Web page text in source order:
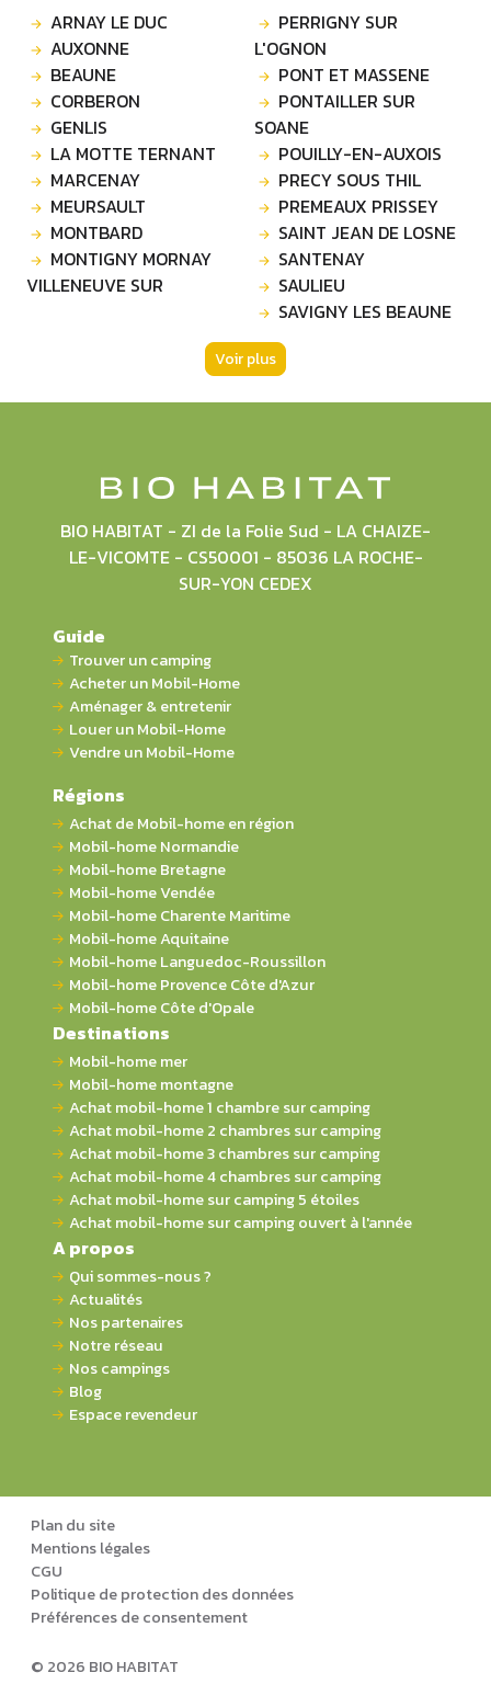
ARNAY LE DUC
AUXONNE
BEAUNE
CORBERON
GENLIS
LA MOTTE TERNANT
MARCENAY
MEURSAULT
MONTBARD
MONTIGNY MORNAY
VILLENEUVE SUR
PERRIGNY SUR
L'OGNON
PONT ET MASSENE
PONTAILLER SUR
SOANE
POUILLY-EN-AUXOIS
PRECY SOUS THIL
PREMEAUX PRISSEY
SAINT JEAN DE LOSNE
SANTENAY
SAULIEU
SAVIGNY LES BEAUNE
Voir plus
BIO HABITAT - ZI de la Folie Sud - LA CHAIZE-
LE-VICOMTE - CS50001 - 85036 LA ROCHE-
SUR-YON CEDEX
Guide
Trouver un camping
Acheter un Mobil-Home
Aménager & entretenir
Louer un Mobil-Home
Vendre un Mobil-Home
Régions
Achat de Mobil-home en région
Mobil-home Normandie
Mobil-home Bretagne
Mobil-home Vendée
Mobil-home Charente Maritime
Mobil-home Aquitaine
Mobil-home Languedoc-Roussillon
Mobil-home Provence Côte d'Azur
Mobil-home Côte d'Opale
Destinations
Mobil-home mer
Mobil-home montagne
Achat mobil-home 1 chambre sur camping
Achat mobil-home 2 chambres sur camping
Achat mobil-home 3 chambres sur camping
Achat mobil-home 4 chambres sur camping
Achat mobil-home sur camping 5 étoiles
Achat mobil-home sur camping ouvert à l'année
A propos
Qui sommes-nous ?
Actualités
Nos partenaires
Notre réseau
Nos campings
Blog
Espace revendeur
© 2026 BIO HABITAT
Plan du site
Mentions légales
CGU
Politique de protection des données
Préférences de consentement